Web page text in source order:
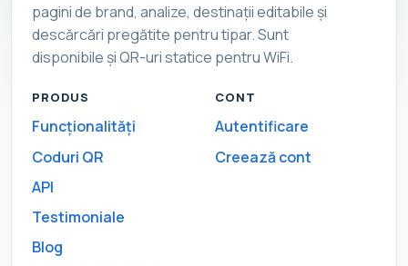
pagini de brand, analize, destinații editabile și
descărcări pregătite pentru tipar. Sunt
disponibile și QR-uri statice pentru WiFi.
PRODUS
Funcționalități
Coduri QR
API
Testimoniale
Blog
CONT
Autentificare
Creează cont